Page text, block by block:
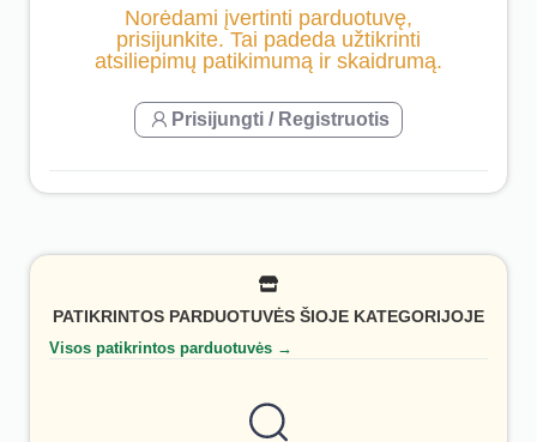
Norėdami įvertinti parduotuvę,
prisijunkite. Tai padeda užtikrinti
atsiliepimų patikimumą ir skaidrumą.
Prisijungti / Registruotis
PATIKRINTOS PARDUOTUVĖS ŠIOJE KATEGORIJOJE
Visos patikrintos parduotuvės →